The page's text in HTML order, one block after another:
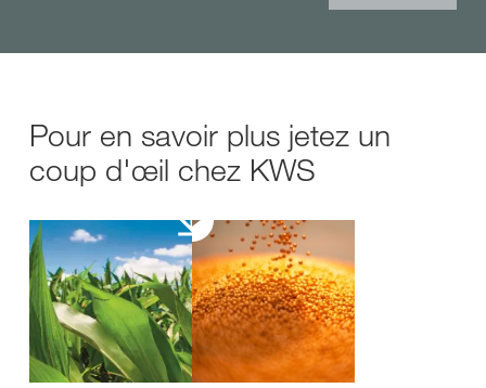
Pour en savoir plus jetez un
coup d'œil chez KWS